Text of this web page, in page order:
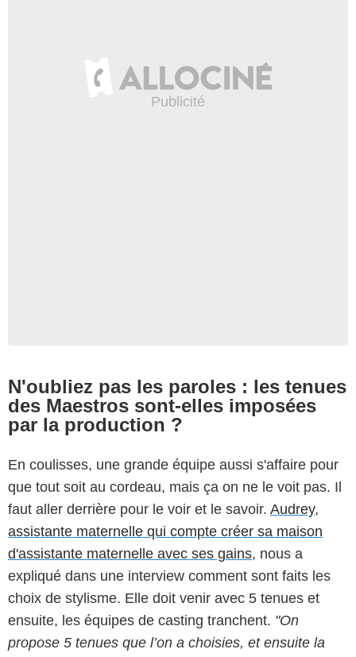
N'oubliez pas les paroles : les tenues
des Maestros sont-elles imposées
par la production ?
En coulisses, une grande équipe aussi s'affaire pour
que tout soit au cordeau, mais ça on ne le voit pas. Il
faut aller derrière pour le voir et le savoir. Audrey,
assistante maternelle qui compte créer sa maison
d'assistante maternelle avec ses gains, nous a
expliqué dans une interview comment sont faits les
choix de stylisme. Elle doit venir avec 5 tenues et
ensuite, les équipes de casting tranchent. "On
propose 5 tenues que l’on a choisies, et ensuite la